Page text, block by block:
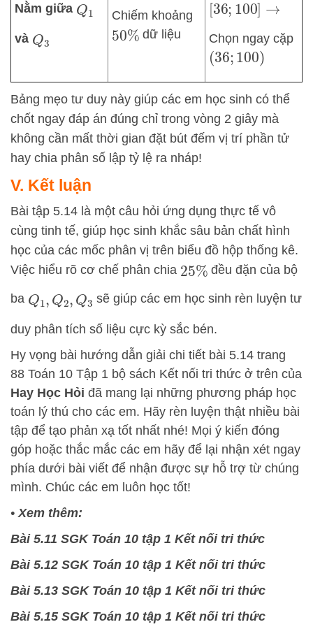
Nằm giữa Q1
và Q3
Chiếm khoảng
50% dữ liệu
36; 100 →
Chọn ngay cặp
(36; 100)
Bảng mẹo tư duy này giúp các em học sinh có thể
chốt ngay đáp án đúng chỉ trong vòng 2 giây mà
không cần mất thời gian đặt bút đếm vị trí phần tử
hay chia phân số lập tỷ lệ ra nháp!
V. Kết luận
Bài tập 5.14 là một câu hỏi ứng dụng thực tế vô
cùng tinh tế, giúp học sinh khắc sâu bản chất hình
học của các mốc phân vị trên biểu đồ hộp thống kê.
Việc hiểu rõ cơ chế phân chia 25% đều đặn của bộ
ba Q1, Q2 ,Q3sẽ giúp các em học sinh rèn luyện tư
duy phân tích số liệu cực kỳ sắc bén.
Hy vọng bài hướng dẫn giải chi tiết bài 5.14 trang
88 Toán 10 Tập 1 bộ sách Kết nối tri thức ở trên của
Hay Học Hỏi đã mang lại những phương pháp học
toán lý thú cho các em. Hãy rèn luyện thật nhiều bài
tập để tạo phản xạ tốt nhất nhé! Mọi ý kiến đóng
góp hoặc thắc mắc các em hãy để lại nhận xét ngay
phía dưới bài viết để nhận được sự hỗ trợ từ chúng
mình. Chúc các em luôn học tốt!
•Xem thêm:
Bài 5.11 SGK Toán 10 tập 1 Kết nối tri thức
Bài 5.12 SGK Toán 10 tập 1 Kết nối tri thức
Bài 5.13 SGK Toán 10 tập 1 Kết nối tri thức
Bài 5.15 SGK Toán 10 tập 1 Kết nối tri thức